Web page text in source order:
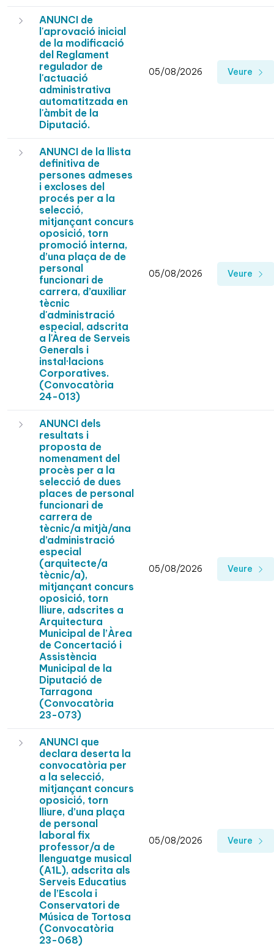
ANUNCI de
l'aprovació inicial
de la modificació
del Reglament
regulador de
l'actuació
administrativa
automatitzada en
l'àmbit de la
Diputació.
05/08/2026 Veure
ANUNCI de la llista
definitiva de
persones admeses
i excloses del
procés per a la
selecció,
mitjançant concurs
oposició, torn
promoció interna,
d’una plaça de de
personal
funcionari de
carrera, d’auxiliar
tècnic
d'administració
especial, adscrita
a l'Àrea de Serveis
Generals i
instal·lacions
Corporatives.
(Convocatòria
24-013)
05/08/2026 Veure
ANUNCI dels
resultats i
proposta de
nomenament del
procès per a la
selecció de dues
places de personal
funcionari de
carrera de
tècnic/a mitjà/ana
d’administració
especial
(arquitecte/a
tècnic/a),
mitjançant concurs
oposició, torn
lliure, adscrites a
Arquitectura
Municipal de l’Àrea
de Concertació i
Assistència
Municipal de la
Diputació de
Tarragona
(Convocatòria
23-073)
05/08/2026 Veure
ANUNCI que
declara deserta la
convocatòria per
a la selecció,
mitjançant concurs
oposició, torn
lliure, d’una plaça
de personal
laboral fix
professor/a de
llenguatge musical
(A1L), adscrita als
Serveis Educatius
de l’Escola i
Conservatori de
Música de Tortosa
(Convocatòria
23-068)
05/08/2026 Veure